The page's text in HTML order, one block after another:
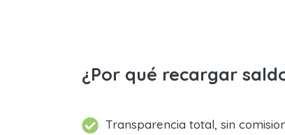
¿Por qué recargar
Transparencia total, sin